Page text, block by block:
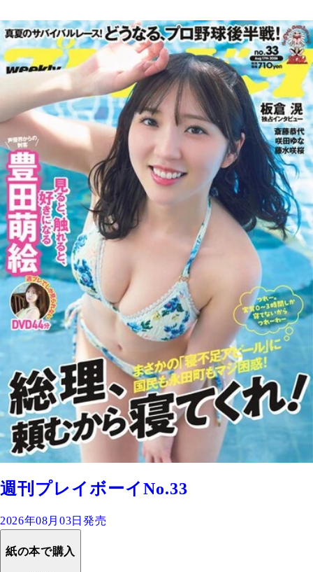
週刊プレイボーイNo.33
2026年08月03日発売
紙の本で購入